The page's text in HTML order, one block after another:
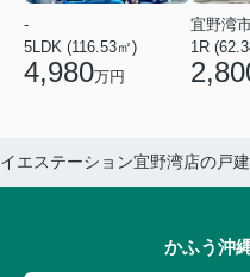
-
5LDK (116.53㎡)
4,980万円
宜野湾
1R
イエステーション宜野湾店の戸
かふう沖